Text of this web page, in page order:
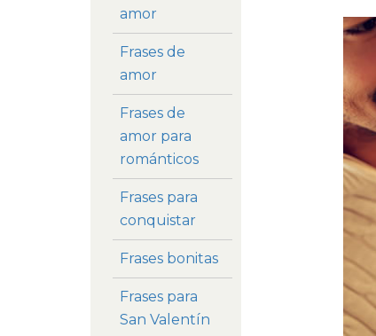
amor
Frases de
amor
Frases de
amor para
románticos
Frases para
conquistar
Frases bonitas
Frases para
San Valentín